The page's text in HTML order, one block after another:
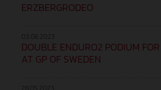
ERZBERGRODEO
DOUBLE ENDURO2 PODIUM
AT GP OF SWEDEN